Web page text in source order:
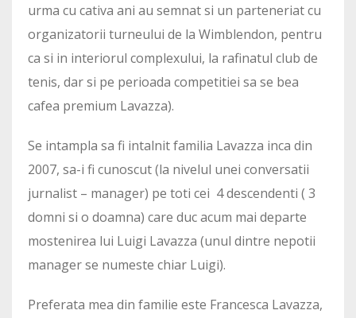
urma cu cativa ani au semnat si un parteneriat cu
organizatorii turneului de la Wimblendon, pentru
ca si in interiorul complexului, la rafinatul club de
tenis, dar si pe perioada competitiei sa se bea
cafea premium Lavazza).
Se intampla sa fi intalnit familia Lavazza inca din
2007, sa-i fi cunoscut (la nivelul unei conversatii
jurnalist – manager) pe toti cei 4 descendenti ( 3
domni si o doamna) care duc acum mai departe
mostenirea lui Luigi Lavazza (unul dintre nepotii
manager se numeste chiar Luigi).
Preferata mea din familie este Francesca Lavazza,